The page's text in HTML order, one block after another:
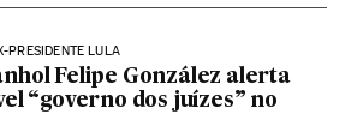
PRESIDENTE LULA
Felipe González alerta
“governo dos juízes” no